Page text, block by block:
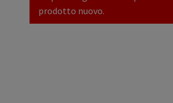
prodotto nuovo.